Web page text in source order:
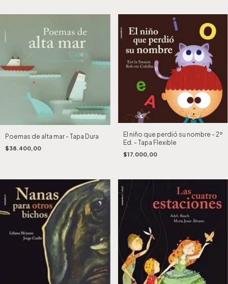
Poemas de alta mar - Tapa Dura
$38.400,00
El niño que perdió su nombre - 2º
Ed. - Tapa Flexible
$17.000,00